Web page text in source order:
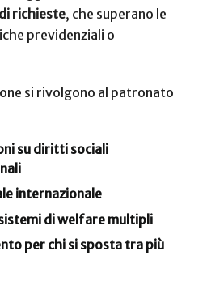
richieste, che superano le
previdenziali o
si rivolgono al patronato
su diritti sociali
internazionale
di welfare multipli
per chi si sposta tra più